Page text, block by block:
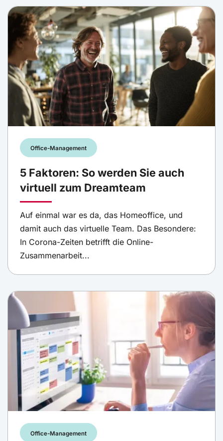
Office-Management
5 Faktoren: So werden Sie auch
virtuell zum Dreamteam
Auf einmal war es da, das Homeoffice, und
damit auch das virtuelle Team. Das Besondere:
In Corona-Zeiten betrifft die Online-
Zusammenarbeit...
Office-Management